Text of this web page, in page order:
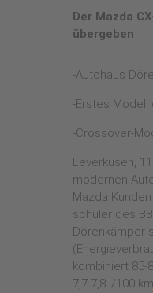
Der Mazda
übergeben
-Autohaus
-Erstes Modell
-Crossover-
Leverkusen,
modernen
Mazda
schüler des
Dörenkämper
kombiniert 85-
7,7-7,8 l/100